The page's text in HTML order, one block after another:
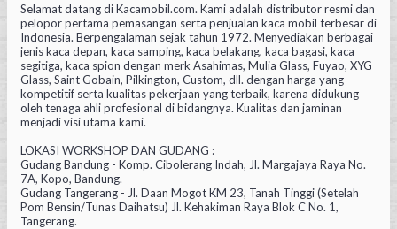
Selamat datang di Kacamobil.com. Kami adalah distributor resmi dan
pelopor pertama pemasangan serta penjualan kaca mobil terbesar di
Indonesia. Berpengalaman sejak tahun 1972. Menyediakan berbagai
jenis kaca depan, kaca samping, kaca belakang, kaca bagasi, kaca
segitiga, kaca spion dengan merk Asahimas, Mulia Glass, Fuyao, XYG
Glass, Saint Gobain, Pilkington, Custom, dll. dengan harga yang
kompetitif serta kualitas pekerjaan yang terbaik, karena didukung
oleh tenaga ahli profesional di bidangnya. Kualitas dan jaminan
menjadi visi utama kami.
LOKASI WORKSHOP DAN GUDANG :
Gudang Bandung - Komp. Cibolerang Indah, Jl. Margajaya Raya No.
7A, Kopo, Bandung.
Gudang Tangerang - Jl. Daan Mogot KM 23, Tanah Tinggi (Setelah
Pom Bensin/Tunas Daihatsu) Jl. Kehakiman Raya Blok C No. 1,
Tangerang.